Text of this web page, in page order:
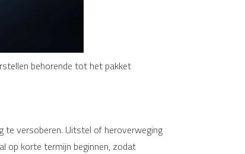
behorende tot het pakket
te versoberen. Uitstel of heroverweging
op korte termijn beginnen, zodat